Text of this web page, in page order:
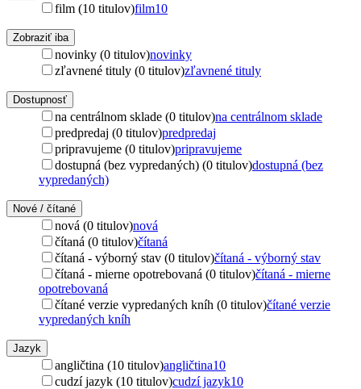
film (10 titulov)film10
Zobraziť iba
novinky (0 titulov)novinky
zľavnené tituly (0 titulov)zľavnené tituly
Dostupnosť
na centrálnom sklade (0 titulov)na centrálnom sklade
predpredaj (0 titulov)predpredaj
pripravujeme (0 titulov)pripravujeme
dostupná (bez vypredaných) (0 titulov)dostupná (bez
vypredaných)
Nové / čítané
nová (0 titulov)nová
čítaná (0 titulov)čítaná
čítaná - výborný stav (0 titulov)čítaná - výborný stav
čítaná - mierne opotrebovaná (0 titulov)čítaná - mierne
opotrebovaná
čítané verzie vypredaných kníh (0 titulov)čítané verzie
vypredaných kníh
Jazyk
angličtina (10 titulov)angličtina10
cudzí jazyk (10 titulov)cudzí jazyk10